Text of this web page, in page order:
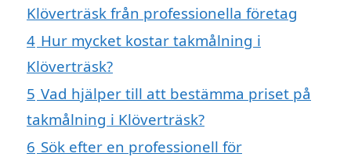
Klöverträsk från professionella företag
4 Hur mycket kostar takmålning i
Klöverträsk?
5 Vad hjälper till att bestämma priset på
takmålning i Klöverträsk?
6 Sök efter en professionell för